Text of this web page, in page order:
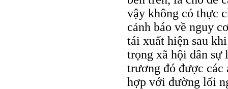
vậy không có thực
cảnh báo về nguy
tái xuất hiện sau
trọng xã hội dân sự
trương đó được các
hợp với đường lối